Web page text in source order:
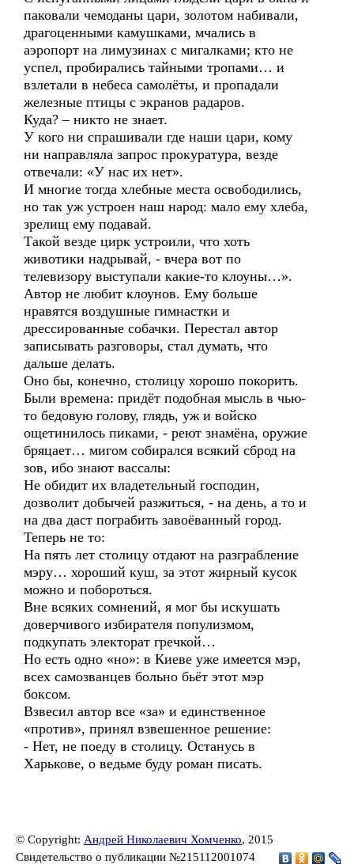
паковали чемоданы цари, золотом набивали,
драгоценными камушками, мчались в
аэропорт на лимузинах с мигалками; кто не
успел, пробирались тайными тропами… и
взлетали в небеса самолёты, и пропадали
железные птицы с экранов радаров.
Куда? – никто не знает.
У кого ни спрашивали где наши цари, кому
ни направляла запрос прокуратура, везде
отвечали: «У нас их нет».
И многие тогда хлебные места освободились,
но так уж устроен наш народ: мало ему хлеба,
зрелищ ему подавай.
Такой везде цирк устроили, что хоть
животики надрывай, - вчера вот по
телевизору выступали какие-то клоуны…».
Автор не любит клоунов. Ему больше
нравятся воздушные гимнастки и
дрессированные собачки. Перестал автор
записывать разговоры, стал думать, что
дальше делать.
Оно бы, конечно, столицу хорошо покорить.
Были времена: придёт подобная мысль в чью-
то бедовую голову, глядь, уж и войско
ощетинилось пиками, - реют знамёна, оружие
бряцает… мигом собирался всякий сброд на
зов, ибо знают вассалы:
Не обидит их владетельный господин,
дозволит добычей разжиться, - на день, а то и
на два даст пограбить завоёванный город.
Теперь не то:
На пять лет столицу отдают на разграбление
мэру… хороший куш, за этот жирный кусок
можно и побороться.
Вне всяких сомнений, я мог бы искушать
доверчивого избирателя популизмом,
подкупать электорат гречкой…
Но есть одно «но»: в Киеве уже имеется мэр,
всех самозванцев больно бьёт этот мэр
боксом.
Взвесил автор все «за» и единственное
«против», принял взвешенное решение:
- Нет, не поеду в столицу. Останусь в
Харькове, о ведьме буду роман писать.
© Copyright: Андрей Николаевич Хомченко, 2015
Свидетельство о публикации №215112001074